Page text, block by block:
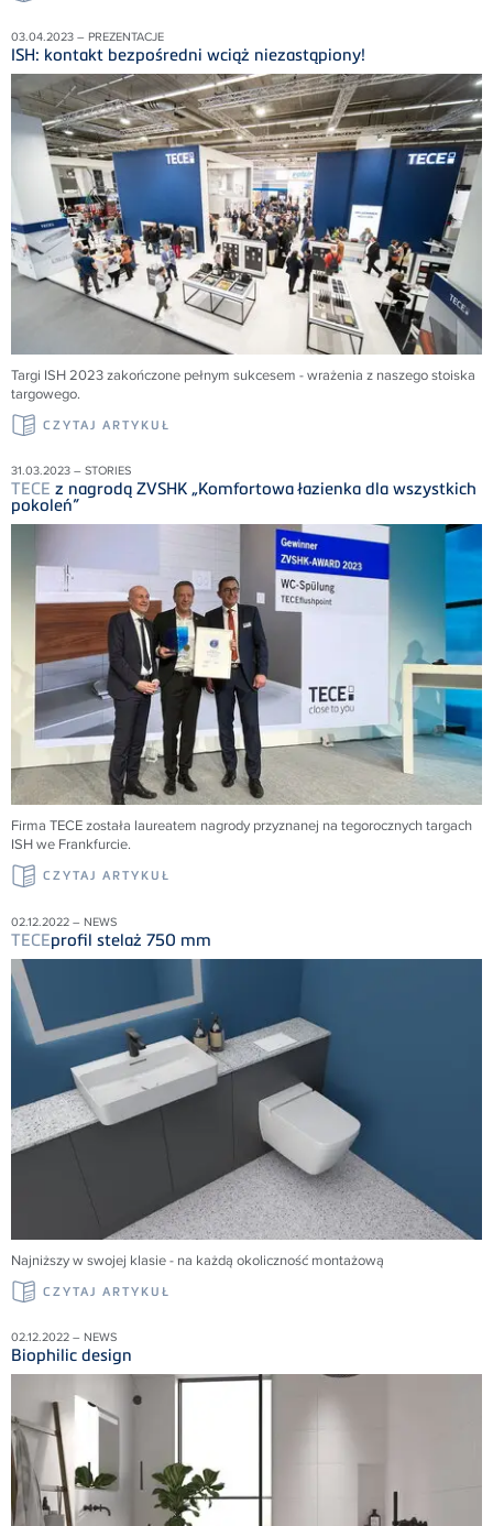
03.04.2023 – PREZENTACJE
ISH: kontakt bezpośredni wciąż niezastąpiony!
Targi ISH 2023 zakończone pełnym sukcesem - wrażenia z naszego stoiska
targowego.
CZYTAJ ARTYKUŁ
31.03.2023 – STORIES
TECE z nagrodą ZVSHK „Komfortowa łazienka dla wszystkich
pokoleń”
Firma TECEzostała laureatem nagrody przyznanej na tegorocznych targach
ISH we Frankfurcie.
CZYTAJ ARTYKUŁ
02.12.2022 – NEWS
TECEprofil stelaż 750 mm
Najniższy w swojej klasie - na każdą okoliczność montażową
CZYTAJ ARTYKUŁ
02.12.2022 – NEWS
Biophilic design